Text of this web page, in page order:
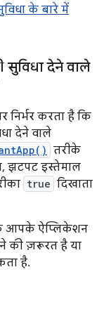
के बारे में
देने वाले
करता है कि
देने वाले
तरीके
झटपट इस्तेमाल
true दिखाता
आपके ऐप्लिकेशन
की ज़रूरत है या
है.